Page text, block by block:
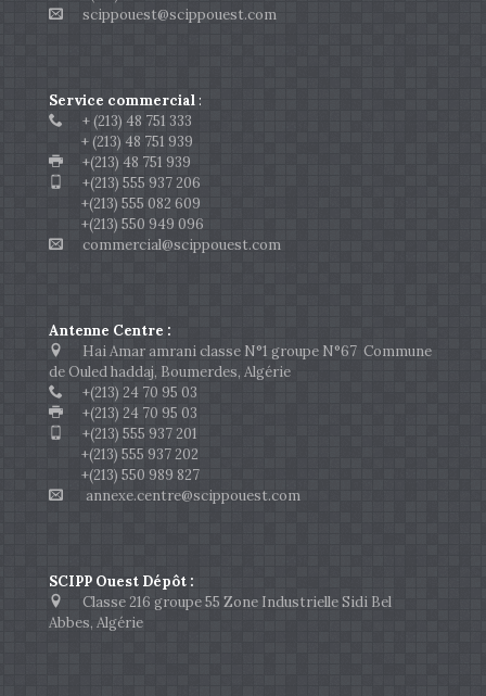
scippouest@scippouest.com
Service commercial:
+ (213) 48 751 333
+ (213) 48 751 939
+(213) 48 751 939
+(213) 555 937 206
+(213) 555 082 609
+(213) 550 949 096
commercial@scippouest.com
Antenne Centre :
Hai Amar amrani classe N°1 groupe N°67 Commune
de Ouled haddaj, Boumerdes, Algérie
+(213) 24 70 95 03
+(213) 24 70 95 03
+(213) 555 937 201
+(213) 555 937 202
+(213) 550 989 827
annexe.centre@scippouest.com
SCIPP Ouest Dépôt :
Classe 216 groupe 55 Zone Industrielle Sidi Bel
Abbes, Algérie